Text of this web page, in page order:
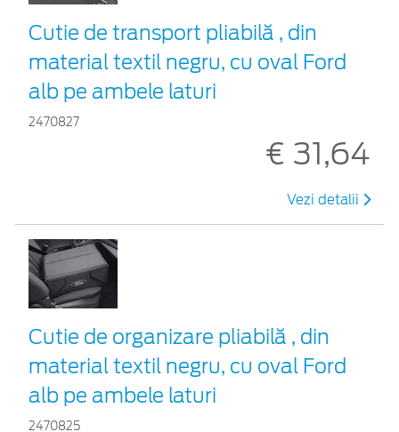
Cutie de transport pliabilă , din
material textil negru, cu oval Ford
alb pe ambele laturi
2470827
€ 31,64
Vezi detalii
Cutie de organizare pliabilă , din
material textil negru, cu oval Ford
alb pe ambele laturi
2470825